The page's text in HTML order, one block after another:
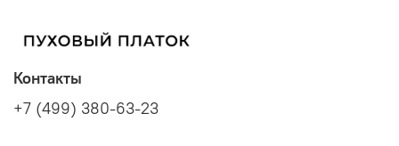
Контакты
+7 (499) 380-63-23